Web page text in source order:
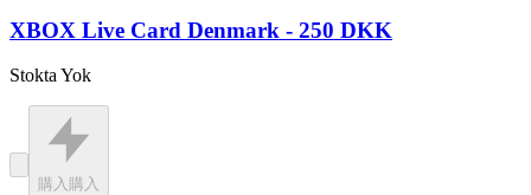
XBOX Live Card Denmark - 250 DKK
Stokta Yok
購入 購入